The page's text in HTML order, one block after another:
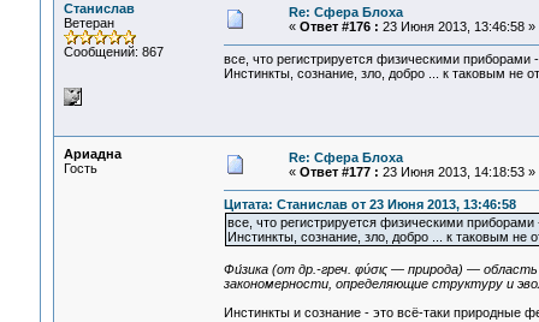
Станислав
Ветеран
Сообщений: 867
Re: Сфера Блоха
« Ответ #176 : 23 Июня 2013, 13:46:58 »
все, что регистрируется физическими приборами
Инстинкты, сознание, зло, добро ... к таковым не
Ариадна
Гость
Re: Сфера Блоха
« Ответ #177 : 23 Июня 2013, 14:18:53 »
Цитата: Станислав от 23 Июня 2013, 13:46:58
все, что регистрируется физическими приборами
Инстинкты, сознание, зло, добро ... к таковым не
Фи́зика (от др.-греч. φύσις — природа) —
закономерности, определяющие структуру и
Инстинкты и сознание - это всё-таки природные